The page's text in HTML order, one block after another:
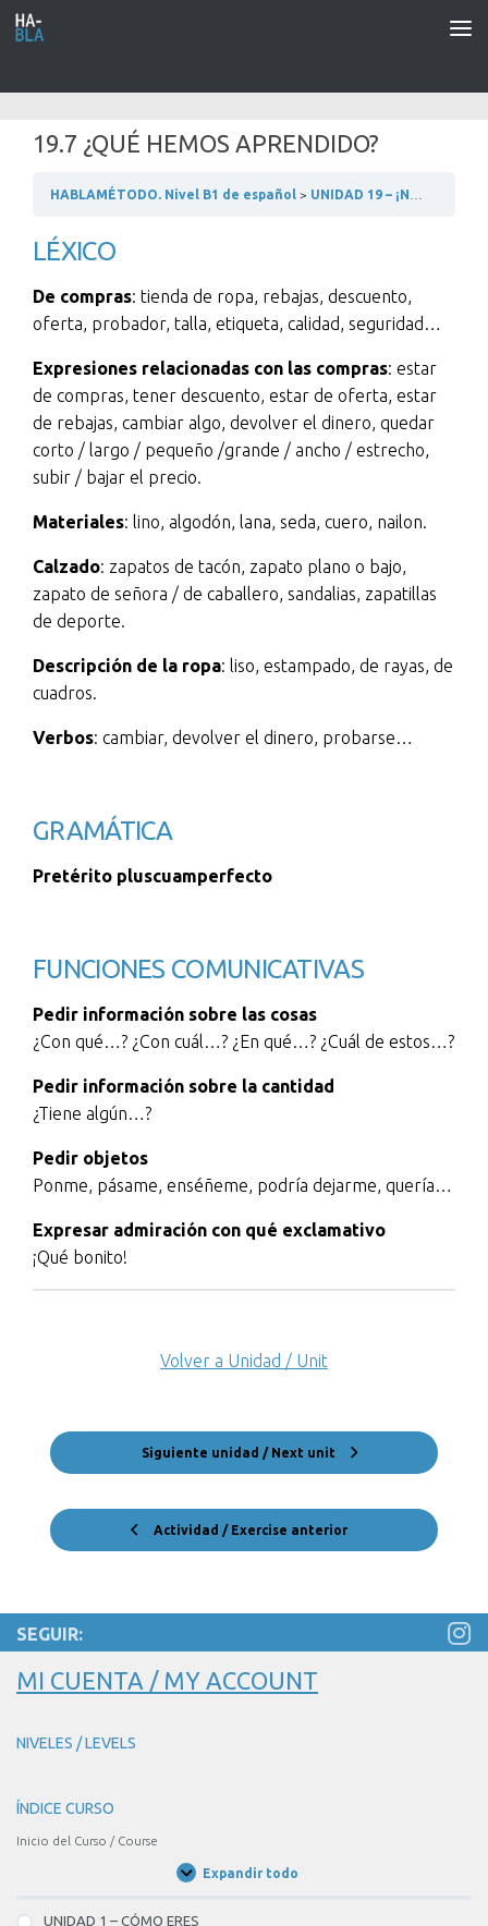
Saltar al contenido
19.7 ¿QUÉ HEMOS APRENDIDO?
HABLAMÉTODO. Nivel B1 de español UNIDAD 19 – ¡NOS VAMOS DE COMPRAS!
LÉXICO
De compras: tienda de ropa, rebajas, descuento,
oferta, probador, talla, etiqueta, calidad, seguridad…
Expresiones relacionadas con las compras: estar
de compras, tener descuento, estar de oferta, estar
de rebajas, cambiar algo, devolver el dinero, quedar
corto / largo / pequeño /grande / ancho / estrecho,
subir / bajar el precio.
Materiales: lino, algodón, lana, seda, cuero, nailon.
Calzado: zapatos de tacón, zapato plano o bajo,
zapato de señora / de caballero, sandalias, zapatillas
de deporte.
Descripción de la ropa: liso, estampado, de rayas, de
cuadros.
Verbos: cambiar, devolver el dinero, probarse…
GRAMÁTICA
Pretérito pluscuamperfecto
FUNCIONES COMUNICATIVAS
Pedir información sobre las cosas
¿Con qué…? ¿Con cuál…? ¿En qué…? ¿Cuál de estos…?
Pedir información sobre la cantidad
¿Tiene algún…?
Pedir objetos
Ponme, pásame, enséñeme, podría dejarme, quería…
Expresar admiración con qué exclamativo
¡Qué bonito!
Actividad / Exercise anterior
Volver a Unidad / Unit
Siguiente unidad / Next unit
SEGUIR:
MI CUENTA / MY ACCOUNT
NIVELES / LEVELS
ÍNDICE CURSO
Inicio del Curso / Course
Expandir todo
Unidades
UNIDAD 1 – CÓMO ERES